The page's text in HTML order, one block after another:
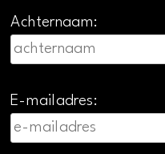
Achternaam:
E-mailadres: